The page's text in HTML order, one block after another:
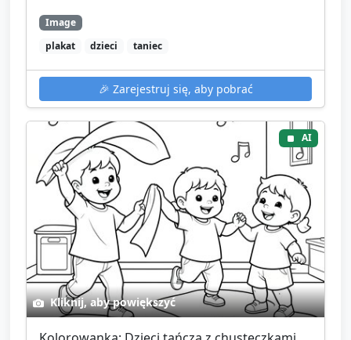
Image
plakat
dzieci taniec
🎉 Zarejestruj się, aby pobrać
AI
Kliknij, aby powiększyć